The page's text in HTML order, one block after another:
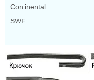
Continental
SWF